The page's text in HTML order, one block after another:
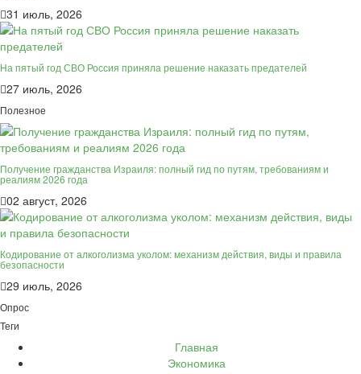
31 июль, 2026
На пятый год СВО Россия приняла решение наказать предателей
27 июль, 2026
Полезное
Получение гражданства Израиля: полный гид по путям, требованиям и
реалиям 2026 года
02 август, 2026
Кодирование от алкоголизма уколом: механизм действия, виды и правила
безопасности
29 июль, 2026
Опрос
Теги
Главная
Экономика